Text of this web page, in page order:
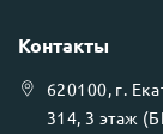
Контакты
620100, г.
314, 3 этаж